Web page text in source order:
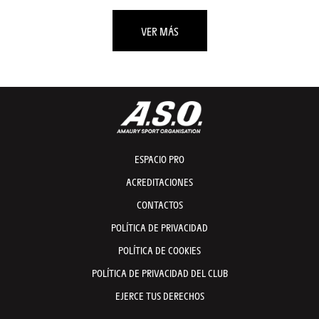
VER MÁS
ESPACIO PRO
ACREDITACIONES
CONTACTOS
POLÍTICA DE PRIVACIDAD
POLÍTICA DE COOKIES
POLÍTICA DE PRIVACIDAD DEL CLUB
EJERCE TUS DERECHOS